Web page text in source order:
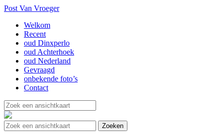
Post Van Vroeger
Welkom
Recent
oud Dinxperlo
oud Achterhoek
oud Nederland
Gevraagd
onbekende foto’s
Contact